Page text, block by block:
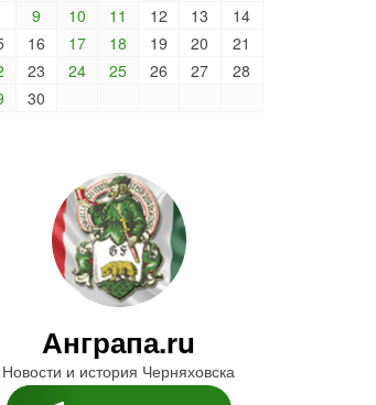
9 10 11 12 13
14
16 17 18 19 20
21
23 24 25 26 27
28
30
Анграпа.ru
Новости и история Черняховска